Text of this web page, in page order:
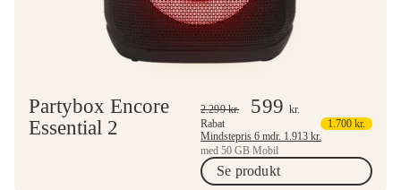
Partybox Encore
Essential 2
2.299kr. 599 kr.
Rabat
1.700 kr.
Mindstepris 6 mdr. 1.913 kr.
med 50 GB Mobil
Se produkt